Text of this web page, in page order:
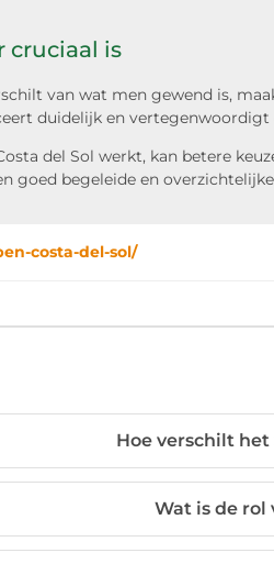
cruciaal is
van wat men gewend is,
duidelijk en vertegenwoordigt
del Sol werkt, kan betere
goed begeleide en
costa-del-sol/
Hoe verschilt
Wat is de rol